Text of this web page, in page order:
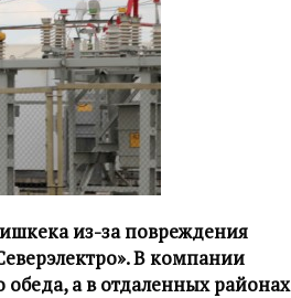
из-за повреждения
В компании
обеда, а в отдаленных районах